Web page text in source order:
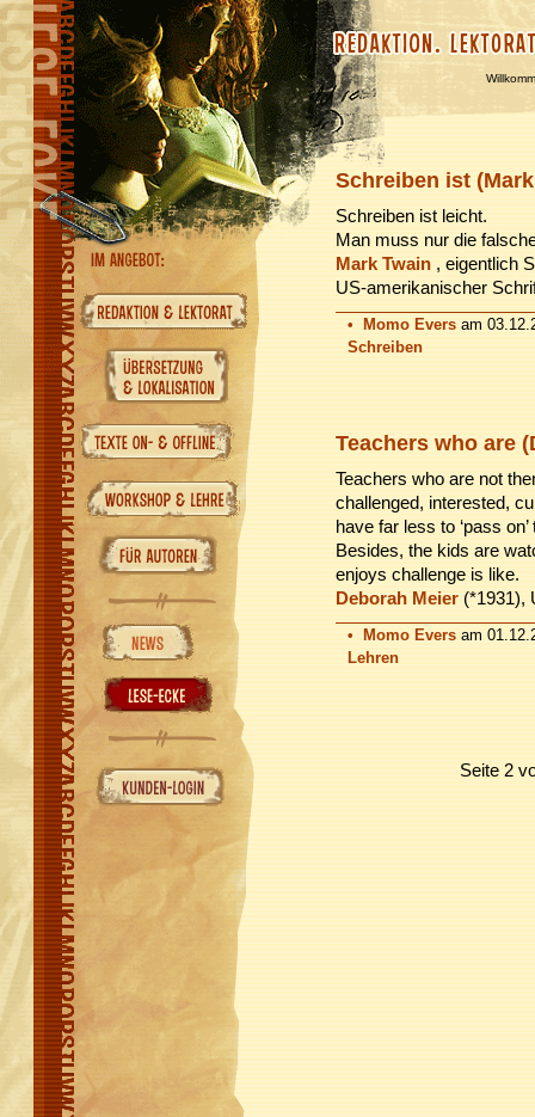
Schreiben ist
Schreiben ist leicht.
Man muss nur die
Mark Twain , eigentlich
US-amerikanischer
• Momo Evers am
Schreiben
Teachers who are
Teachers who are not
challenged, interested,
have far less to ‘pass
Besides, the kids are
enjoys challenge is like.
Deborah Meier (*1931),
• Momo Evers am
Lehren
Seite 2